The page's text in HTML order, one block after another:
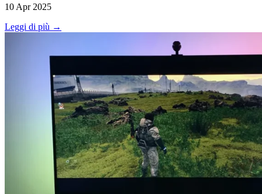
10 Apr 2025
Leggi di più →